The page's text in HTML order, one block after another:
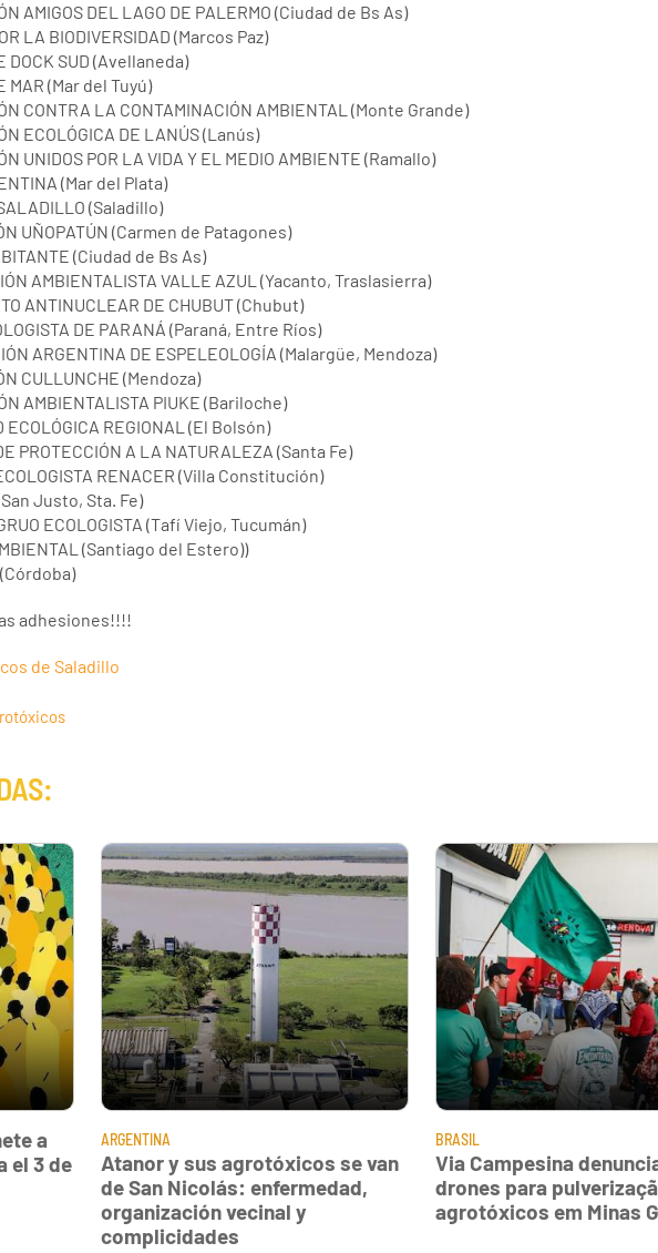
AMIGOS DEL LAGO DE PALERMO (Ciudad de Bs As)
LA BIODIVERSIDAD (Marcos Paz)
DOCK SUD (Avellaneda)
MAR (Mar del Tuyú)
CONTRA LA CONTAMINACIÓN AMBIENTAL (Monte Grande)
ECOLÓGICA DE LANÚS (Lanús)
UNIDOS POR LA VIDA Y EL MEDIO AMBIENTE (Ramallo)
(Mar del Plata)
(Saladillo)
UÑOPATÚN (Carmen de Patagones)
(Ciudad de Bs As)
AMBIENTALISTA VALLE AZUL (Yacanto, Traslasierra)
ANTINUCLEAR DE CHUBUT (Chubut)
DE PARANÁ (Paraná, Entre Ríos)
ARGENTINA DE ESPELEOLOGÍA (Malargüe, Mendoza)
CULLUNCHE (Mendoza)
AMBIENTALISTA PIUKE (Bariloche)
ECOLÓGICA REGIONAL (El Bolsón)
PROTECCIÓN A LA NATURALEZA (Santa Fe)
RENACER (Villa Constitución)
Justo, Sta. Fe)
ECOLOGISTA (Tafí Viejo, Tucumán)
(Santiago del Estero))
adhesiones!!!!
de Saladillo
a
el 3 de
ARGENTINA
Atanor y sus agrotóxicos se van
de San Nicolás: enfermedad,
organización vecinal y
complicidades
BRASIL
Via Campesina
drones para
agrotóxicos em Minas